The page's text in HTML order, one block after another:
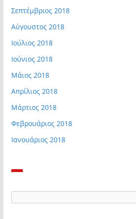
Σεπτέμβριος 2018
Αύγουστος 2018
Ιούλιος 2018
Ιούνιος 2018
Μάιος 2018
Απρίλιος 2018
Μάρτιος 2018
Φεβρουάριος 2018
Ιανουάριος 2018